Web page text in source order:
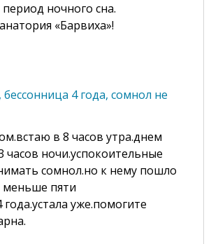
ночного сна.
«Барвиха»!
4 года, сомнол не
в 8 часов утра.днем
часов ночи.успокоительные
сомнол.но к нему пошло
пяти
уже.помогите